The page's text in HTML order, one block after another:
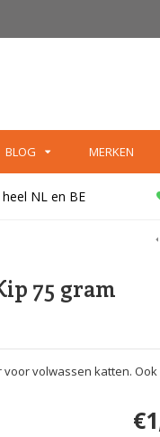
BLOG MERKEN
NL en BE
75 gram
volwassen katten.